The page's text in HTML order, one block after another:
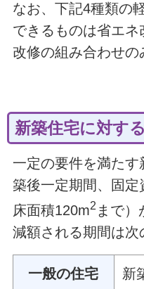
なお、下記4種類の
できるものは省エ
改修の組み合わせの
新築住宅に対す
一定の要件を満た
築後一定期間、固
床面積120m2 まで）
減額される期間は次
一般の住宅 新